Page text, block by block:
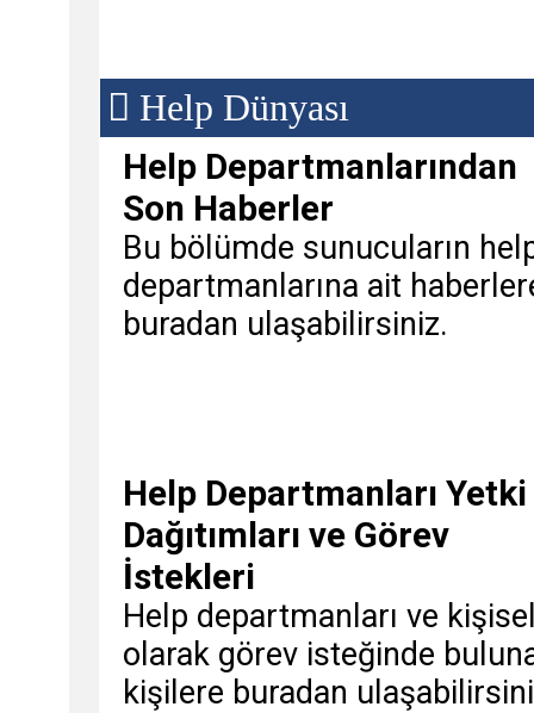
Help Dünyası
Help Departmanlarından
Son Haberler
Bu bölümde sunucuların
departmanlarına ait
buradan ulaşabilirsiniz.
Help Departmanları Yetki
Dağıtımları ve Görev
İstekleri
Help departmanları ve
olarak görev isteğinde
kişilere buradan